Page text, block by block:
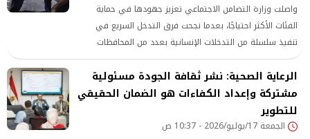
واصلت وزارة التضامن الاجتماعي تعزيز جهودها في حماية
الفئات الأكثر احتياجًا، بعدما نجحت فرق التدخل السريع في
تنفيذ سلسلة من التدخلات الإنسانية بعدد من المحافظات
الرعاية الصحية: نشر ثقافة الجودة مسئولية
مشتركة وإعداد الكفاءات هو الضمان الحقيقي
للتطوير
الجمعة 17/يوليو/2026 - 10:37 ص